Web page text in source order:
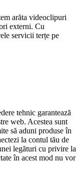
arăta videoclipuri
externi. Cu
servicii terțe pe
tehnic garantează
web. Acestea sunt
să aduni produse în
la contul tău de
legături cu privire la
în acest mod nu vor